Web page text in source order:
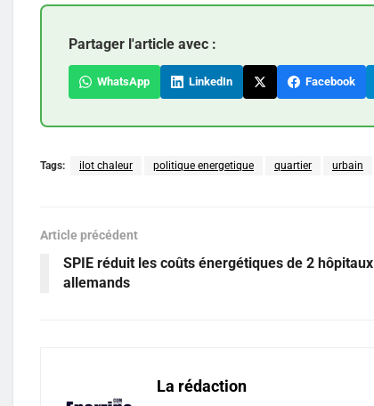
Partager l'article avec :
WhatsApp LinkedIn Facebook
Tags: ilot chaleur politique energetique quartier urbain
Article précédent
SPIE réduit les coûts énergétiques de 2 hôpitaux
allemands
La rédaction